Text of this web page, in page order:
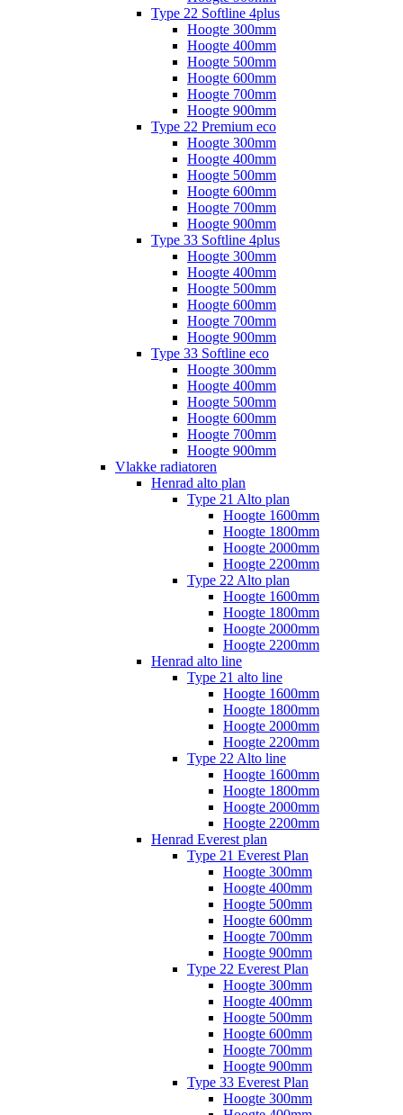
Type 22 Softline 4plus
Hoogte 300mm
Hoogte 400mm
Hoogte 500mm
Hoogte 600mm
Hoogte 700mm
Hoogte 900mm
Type 22 Premium eco
Hoogte 300mm
Hoogte 400mm
Hoogte 500mm
Hoogte 600mm
Hoogte 700mm
Hoogte 900mm
Type 33 Softline 4plus
Hoogte 300mm
Hoogte 400mm
Hoogte 500mm
Hoogte 600mm
Hoogte 700mm
Hoogte 900mm
Type 33 Softline eco
Hoogte 300mm
Hoogte 400mm
Hoogte 500mm
Hoogte 600mm
Hoogte 700mm
Hoogte 900mm
Vlakke radiatoren
Henrad alto plan
Type 21 Alto plan
Hoogte 1600mm
Hoogte 1800mm
Hoogte 2000mm
Hoogte 2200mm
Type 22 Alto plan
Hoogte 1600mm
Hoogte 1800mm
Hoogte 2000mm
Hoogte 2200mm
Henrad alto line
Type 21 alto line
Hoogte 1600mm
Hoogte 1800mm
Hoogte 2000mm
Hoogte 2200mm
Type 22 Alto line
Hoogte 1600mm
Hoogte 1800mm
Hoogte 2000mm
Hoogte 2200mm
Henrad Everest plan
Type 21 Everest Plan
Hoogte 300mm
Hoogte 400mm
Hoogte 500mm
Hoogte 600mm
Hoogte 700mm
Hoogte 900mm
Type 22 Everest Plan
Hoogte 300mm
Hoogte 400mm
Hoogte 500mm
Hoogte 600mm
Hoogte 700mm
Hoogte 900mm
Type 33 Everest Plan
Hoogte 300mm